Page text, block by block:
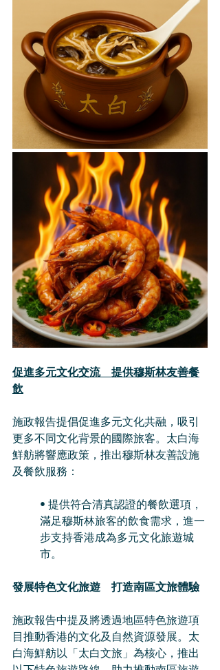
促進多元文化交流　提供穆斯林友善餐
飲
施政報告提倡促進多元文化共融，吸引
更多不同文化背景的國際旅客。太白海
鮮舫將響應政策，推出穆斯林友善設施
及餐飲服務：
• 提供符合清真認證的餐飲選項，
滿足穆斯林旅客的飲食需求，進一
步支持香港成為多元文化旅遊城
市。
發展特色文化旅遊　打造南區文旅體驗
施政報告中提及將透過地區特色旅遊項
目推動香港的文化及自然資源發展。太
白海鮮舫以「太白文旅」為核心，推出